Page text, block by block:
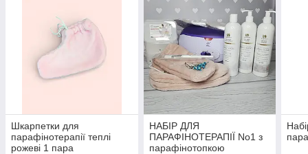
Шкарпетки для
парафінотерапії теплі
рожеві 1 пара
НАБІР ДЛЯ
ПАРАФІНОТЕРАПІЇ No1 з
парафінотопкою